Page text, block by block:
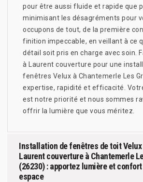
pour être aussi fluide et rapide que
minimisant les désagréments pour
occupons de tout, de la première
finition impeccable, en veillant à ce
détail soit pris en charge avec soin.
à Laurent couverture pour une
fenêtres Velux à Chantemerle Les
expertise, rapidité et efficacité.
est notre priorité et nous sommes
offrir la lumière que vous méritez.
Installation de fenêtres de toit Velux
Laurent couverture à Chantemerle
(26230) : apportez lumière et
espace